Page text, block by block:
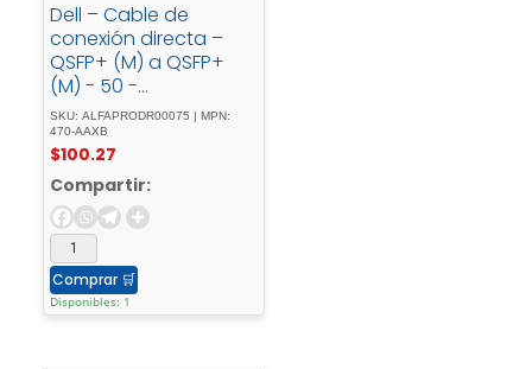
Dell – Cable de
conexión directa –
QSFP+ (M) a QSFP+
(M) - 50 -
cmbiaxialpara -
Networking - C7004, -
C9010, - S5000, -
S6000, - S6010; -
PowerSwitch - S4112, -
S5212; - Networking -
S4048
SKU: ALFAPRODR00075 | MPN:
470-AAXB
$100.27
Compartir:
Comprar 🛒
Disponibles: 1